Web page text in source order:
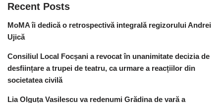
Recent Posts
MoMA îi dedică o retrospectivă integrală regizorului Andrei
Ujică
Consiliul Local Focșani a revocat în unanimitate decizia de
desființare a trupei de teatru, ca urmare a reacțiilor din
societatea civilă
Lia Olguța Vasilescu va redenumi Grădina de vară a